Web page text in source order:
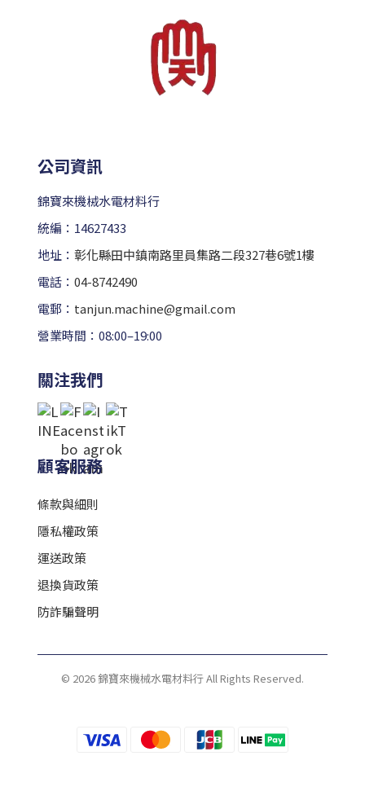
公司資訊
錦寶來機械水電材料行
統編：14627433
地址： 彰化縣田中鎮南路里員集路二段327巷6號1樓
電話： 04-8742490
電郵： tanjun.machine@gmail.com
營業時間：08:00–19:00
關注我們
顧客服務
條款與細則
隱私權政策
運送政策
退換貨政策
防詐騙聲明
© 2026 錦寶來機械水電材料行 All Rights Reserved.